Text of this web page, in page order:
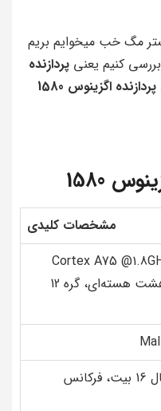
مگ خب میخوایم بریم
کنیم یعنی پردازنده
اگزینوس 1580
1580
مشخصات کلیدی
2×Cortex A75
A55 @1.6GHz، هشت هسته‌ای، گره 12
LPDDR4X دو کانال 16 بیت، فرکانس